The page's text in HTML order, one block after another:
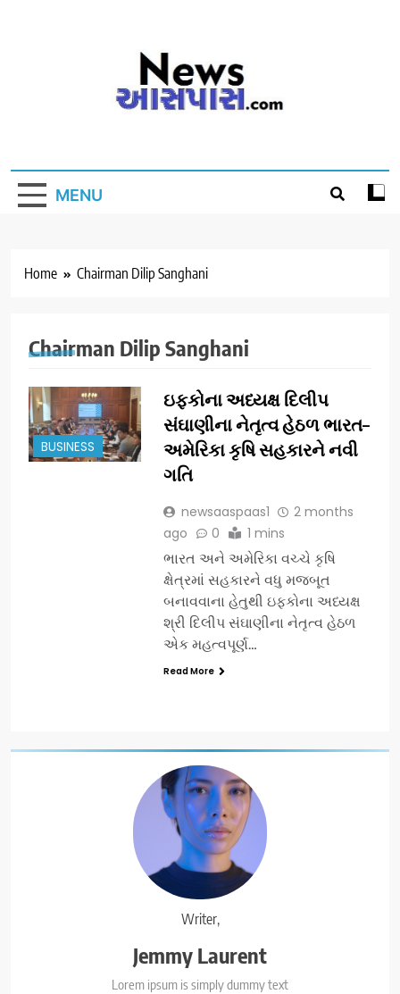
MENU
Home Chairman Dilip Sanghani
Writer,
Jemmy Laurent
Lorem ipsum is simply dummy text
Chairman Dilip Sanghani
BUSINESS
ઇફકોના અધ્યક્ષ દિલીપ
સંઘાણીના નેતૃત્વ હેઠળ ભારત–
અમેરિકા કૃષિ સહકારને નવી
ગતિ
newsaaspaas1
2 months
ago
0 1 mins
ભારત અને અમેરિકા વચ્ચે કૃષિ
ક્ષેત્રમાં સહકારને વધુ મજબૂત
બનાવવાના હેતુથી ઇફકોના અધ્યક્ષ
શ્રી દિલીપ સંઘાણીના નેતૃત્વ હેઠળ
એક મહત્વપૂર્ણ…
Read More